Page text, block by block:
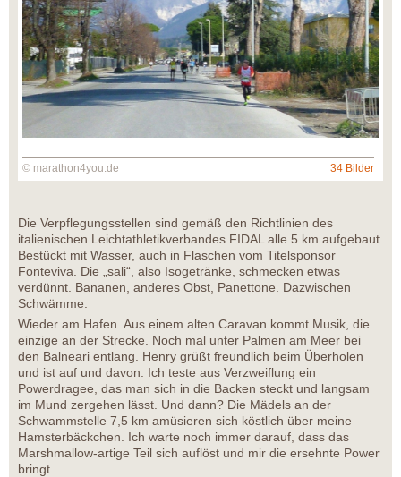
© marathon4you.de 34 Bilder
Die Verpflegungsstellen sind gemäß den Richtlinien des
italienischen Leichtathletikverbandes FIDAL alle 5 km aufgebaut.
Bestückt mit Wasser, auch in Flaschen vom Titelsponsor
Fonteviva. Die „sali“, also Isogetränke, schmecken etwas
verdünnt. Bananen, anderes Obst, Panettone. Dazwischen
Schwämme.
Wieder am Hafen. Aus einem alten Caravan kommt Musik, die
einzige an der Strecke. Noch mal unter Palmen am Meer bei
den Balneari entlang. Henry grüßt freundlich beim Überholen
und ist auf und davon. Ich teste aus Verzweiflung ein
Powerdragee, das man sich in die Backen steckt und langsam
im Mund zergehen lässt. Und dann? Die Mädels an der
Schwammstelle 7,5 km amüsieren sich köstlich über meine
Hamsterbäckchen. Ich warte noch immer darauf, dass das
Marshmallow-artige Teil sich auflöst und mir die ersehnte Power
bringt.